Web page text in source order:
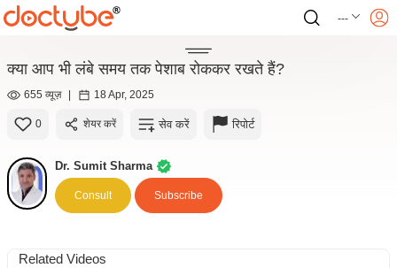
---
क्या आप भी लंबे समय तक पेशाब रोककर रखते हैं?
655 व्यूज़ | 18 Apr, 2025
0 शेयर करें सेव करें रिपोर्ट
Dr. Sumit Sharma
Consult Subscribe
Related Videos